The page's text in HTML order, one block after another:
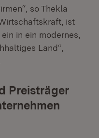
so Thekla
ist
in ein modernes,
Land“,
Preisträger